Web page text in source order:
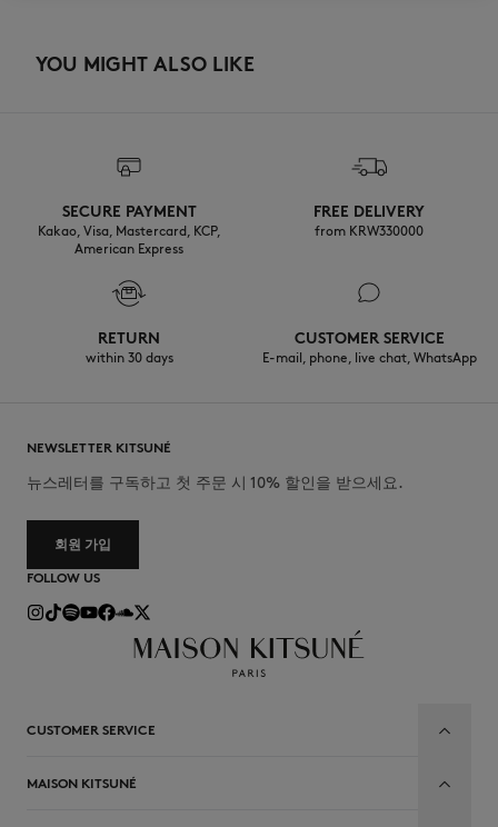
Do not iron
Do not wash
YOU MIGHT ALSO LIKE
SECURE PAYMENT
Kakao, Visa, Mastercard, KCP,
American Express
FREE DELIVERY
from KRW330000
RETURN
within 30 days
CUSTOMER SERVICE
E-mail, phone, live chat, WhatsApp
NEWSLETTER KITSUNÉ
뉴스레터를 구독하고 첫 주문 시 10% 할인을 받으세요.
회원 가입
FOLLOW US
CUSTOMER SERVICE
MAISON KITSUNÉ